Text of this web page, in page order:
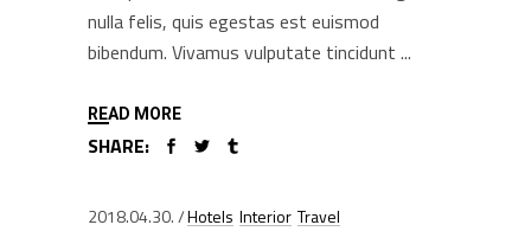
nulla felis, quis egestas est euismod
bibendum. Vivamus vulputate tincidunt
READ MORE
SHARE:
2018.04.30. Hotels Interior Travel